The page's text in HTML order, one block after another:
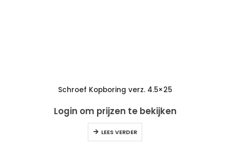
Schroef Kopboring verz. 4.5×25
Login om prijzen te bekijken
LEES VERDER